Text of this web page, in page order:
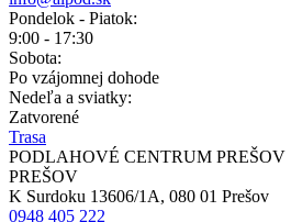
Pondelok - Piatok:
9:00 - 17:30
Sobota:
Po vzájomnej dohode
Nedeľa a sviatky:
Zatvorené
Trasa
PODLAHOVÉ CENTRUM PREŠOV
PREŠOV
K Surdoku 13606/1A, 080 01 Prešov
0948 405 222